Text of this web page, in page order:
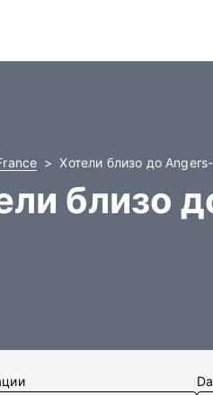
Хотели близо до
близо